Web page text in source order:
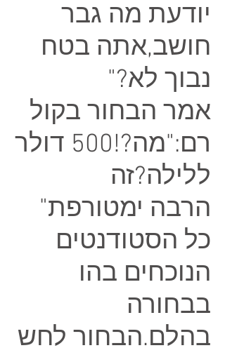
יודעת מה גבר
חושב,אתה בטח
נבוך לא?"
אמר הבחור בקול
רם:"מה?!500 דולר
ללילה?זה
הרבה ימטורפת"
כל הסטודנטים
הנוכחים בהו
בבחורה
בהלם.הבחור לחש